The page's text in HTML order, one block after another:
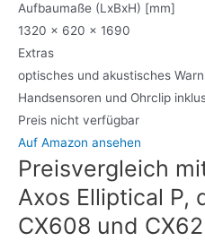
Aufbaumaße (LxBxH) [mm]
1320 x 620 x 1690
Extras
optisches und akustisches
Handsensoren und Ohrclip
Preis nicht verfügbar
Auf Amazon ansehen
Preisvergleich
Axos Elliptical P,
CX608 und